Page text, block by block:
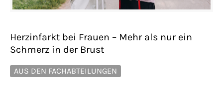
Herzinfarkt bei Frauen – Mehr als nur ein
Schmerz in der Brust
AUS DEN FACHABTEILUNGEN